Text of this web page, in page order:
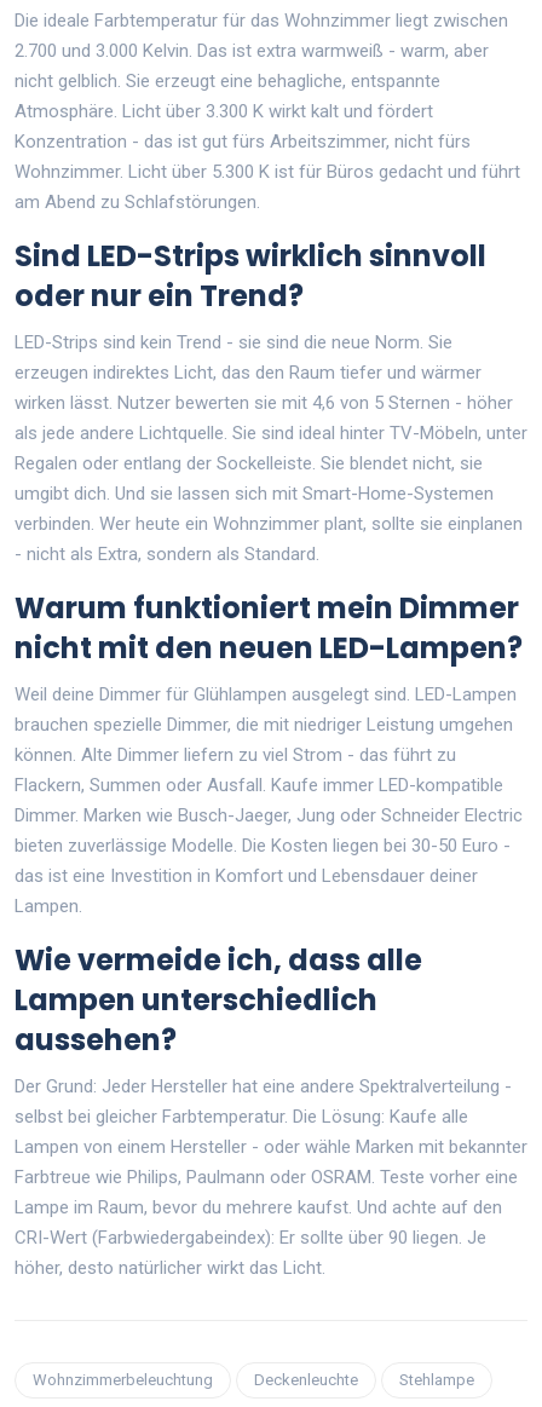
Die ideale Farbtemperatur für das Wohnzimmer liegt zwischen
2.700 und 3.000 Kelvin. Das ist extra warmweiß - warm, aber
nicht gelblich. Sie erzeugt eine behagliche, entspannte
Atmosphäre. Licht über 3.300 K wirkt kalt und fördert
Konzentration - das ist gut fürs Arbeitszimmer, nicht fürs
Wohnzimmer. Licht über 5.300 K ist für Büros gedacht und führt
am Abend zu Schlafstörungen.
Sind LED-Strips wirklich sinnvoll
oder nur ein Trend?
LED-Strips sind kein Trend - sie sind die neue Norm. Sie
erzeugen indirektes Licht, das den Raum tiefer und wärmer
wirken lässt. Nutzer bewerten sie mit 4,6 von 5 Sternen - höher
als jede andere Lichtquelle. Sie sind ideal hinter TV-Möbeln, unter
Regalen oder entlang der Sockelleiste. Sie blendet nicht, sie
umgibt dich. Und sie lassen sich mit Smart-Home-Systemen
verbinden. Wer heute ein Wohnzimmer plant, sollte sie einplanen
- nicht als Extra, sondern als Standard.
Warum funktioniert mein Dimmer
nicht mit den neuen LED-Lampen?
Weil deine Dimmer für Glühlampen ausgelegt sind. LED-Lampen
brauchen spezielle Dimmer, die mit niedriger Leistung umgehen
können. Alte Dimmer liefern zu viel Strom - das führt zu
Flackern, Summen oder Ausfall. Kaufe immer LED-kompatible
Dimmer. Marken wie Busch-Jaeger, Jung oder Schneider Electric
bieten zuverlässige Modelle. Die Kosten liegen bei 30-50 Euro -
das ist eine Investition in Komfort und Lebensdauer deiner
Lampen.
Wie vermeide ich, dass alle
Lampen unterschiedlich
aussehen?
Der Grund: Jeder Hersteller hat eine andere Spektralverteilung -
selbst bei gleicher Farbtemperatur. Die Lösung: Kaufe alle
Lampen von einem Hersteller - oder wähle Marken mit bekannter
Farbtreue wie Philips, Paulmann oder OSRAM. Teste vorher eine
Lampe im Raum, bevor du mehrere kaufst. Und achte auf den
CRI-Wert (Farbwiedergabeindex): Er sollte über 90 liegen. Je
höher, desto natürlicher wirkt das Licht.
Wohnzimmerbeleuchtung Deckenleuchte Stehlampe